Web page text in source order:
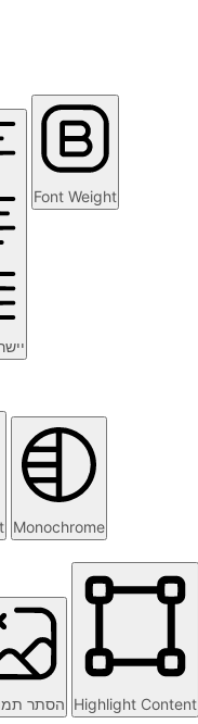
Font Weight
Monochrome
הסתר Highlight Content